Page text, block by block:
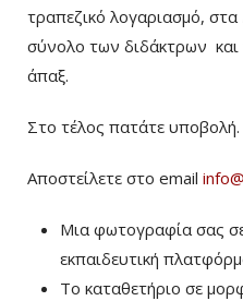
τραπεζικό λογαριασμό,
σύνολο των διδάκτρων
άπαξ.
Στο τέλος πατάτε υποβολή.
Αποστείλετε στο email
Μια φωτογραφία σας
εκπαιδευτική
To καταθετήριο σε